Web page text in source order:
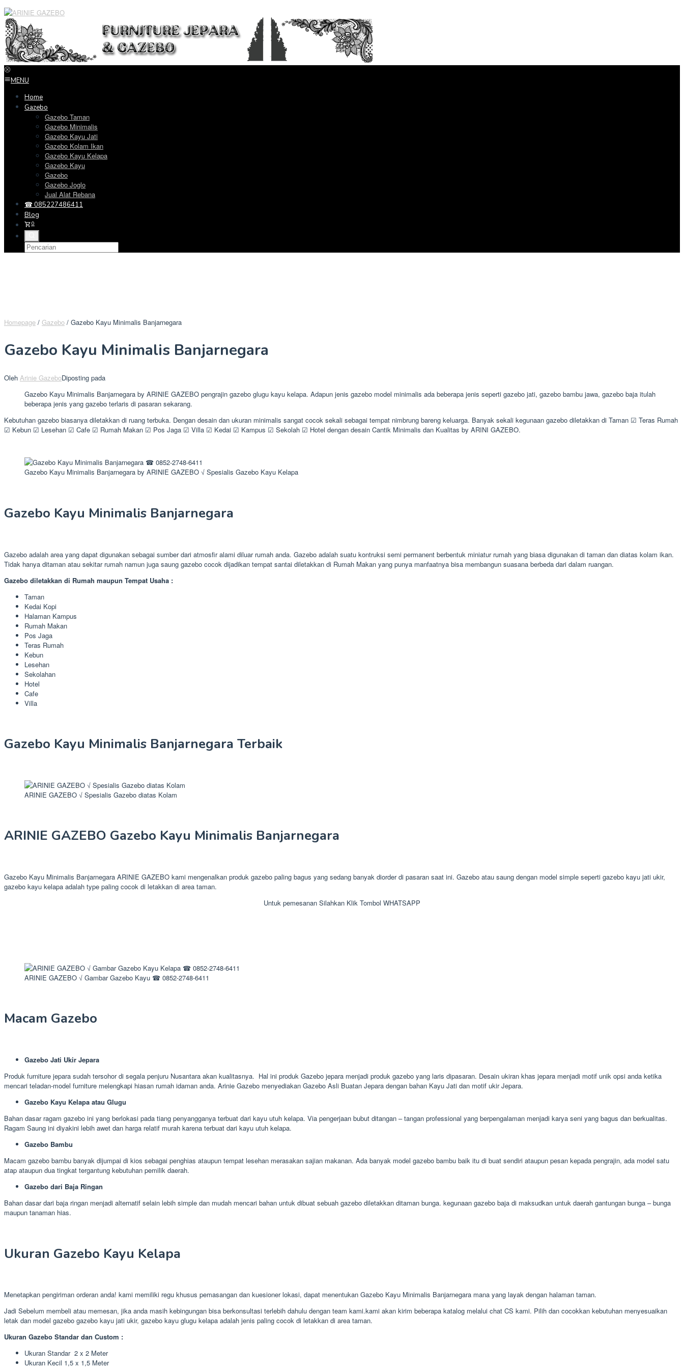
Loncat
ke
konten
MENU
Home
Gazebo
Gazebo Taman
Gazebo Minimalis
Gazebo Kayu Jati
Gazebo Kolam Ikan
Gazebo Kayu Kelapa
Gazebo Kayu
Gazebo
Gazebo Joglo
Jual Alat Rebana
☎ 085227486411
Blog
0
Homepage / Gazebo / Gazebo Kayu Minimalis Banjarnegara
Gazebo Kayu Minimalis Banjarnegara
Oleh Arinie GazeboDiposting pada
Gazebo Kayu Minimalis Banjarnegara by ARINIE GAZEBO pengrajin gazebo glugu kayu kelapa. Adapun jenis gazebo model minimalis ada beberapa jenis seperti gazebo jati, gazebo bambu jawa, gazebo baja itulah
beberapa jenis yang gazebo terlaris di pasaran sekarang.
Kebutuhan gazebo biasanya diletakkan di ruang terbuka. Dengan desain dan ukuran minimalis sangat cocok sekali sebagai tempat nimbrung bareng keluarga. Banyak sekali kegunaan gazebo diletakkan di Taman ☑ Teras Rumah
☑ Kebun ☑ Lesehan ☑ Cafe ☑ Rumah Makan ☑ Pos Jaga ☑ Villa ☑ Kedai ☑ Kampus ☑ Sekolah ☑ Hotel dengan desain Cantik Minimalis dan Kualitas by ARINI GAZEBO.
Gazebo Kayu Minimalis Banjarnegara by ARINIE GAZEBO √ Spesialis Gazebo Kayu Kelapa
Gazebo Kayu Minimalis Banjarnegara
Gazebo adalah area yang dapat digunakan sebagai sumber dari atmosfir alami diluar rumah anda. Gazebo adalah suatu kontruksi semi permanent berbentuk miniatur rumah yang biasa digunakan di taman dan diatas kolam ikan.
Tidak hanya ditaman atau sekitar rumah namun juga saung gazebo cocok dijadikan tempat santai diletakkan di Rumah Makan yang punya manfaatnya bisa membangun suasana berbeda dari dalam ruangan.
Gazebo diletakkan di Rumah maupun Tempat Usaha :
Taman
Kedai Kopi
Halaman Kampus
Rumah Makan
Pos Jaga
Teras Rumah
Kebun
Lesehan
Sekolahan
Hotel
Cafe
Villa
Gazebo Kayu Minimalis Banjarnegara Terbaik
ARINIE GAZEBO √ Spesialis Gazebo diatas Kolam
ARINIE GAZEBO Gazebo Kayu Minimalis Banjarnegara
Gazebo Kayu Minimalis Banjarnegara ARINIE GAZEBO kami mengenalkan produk gazebo paling bagus yang sedang banyak diorder di pasaran saat ini. Gazebo atau saung dengan model simple seperti gazebo kayu jati ukir,
gazebo kayu kelapa adalah type paling cocok di letakkan di area taman.
Untuk pemesanan Silahkan Klik Tombol WHATSAPP
ARINIE GAZEBO √ Gambar Gazebo Kayu ☎ 0852-2748-6411
Macam Gazebo
Gazebo Jati Ukir Jepara
Produk furniture jepara sudah tersohor di segala penjuru Nusantara akan kualitasnya. Hal ini produk Gazebo jepara menjadi produk gazebo yang laris dipasaran. Desain ukiran khas jepara menjadi motif unik opsi anda ketika
mencari teladan-model furniture melengkapi hiasan rumah idaman anda. Arinie Gazebo menyediakan Gazebo Asli Buatan Jepara dengan bahan Kayu Jati dan motif ukir Jepara.
Gazebo Kayu Kelapa atau Glugu
Bahan dasar ragam gazebo ini yang berlokasi pada tiang penyangganya terbuat dari kayu utuh kelapa. Via pengerjaan bubut ditangan – tangan professional yang berpengalaman menjadi karya seni yang bagus dan berkualitas.
Ragam Saung ini diyakini lebih awet dan harga relatif murah karena terbuat dari kayu utuh kelapa.
Gazebo Bambu
Macam gazebo bambu banyak dijumpai di kios sebagai penghias ataupun tempat lesehan merasakan sajian makanan. Ada banyak model gazebo bambu baik itu di buat sendiri ataupun pesan kepada pengrajin, ada model satu
atap ataupun dua tingkat tergantung kebutuhan pemilik daerah.
Gazebo dari Baja Ringan
Bahan dasar dari baja ringan menjadi alternatif selain lebih simple dan mudah mencari bahan untuk dibuat sebuah gazebo diletakkan ditaman bunga. kegunaan gazebo baja di maksudkan untuk daerah gantungan bunga – bunga
maupun tanaman hias.
Ukuran Gazebo Kayu Kelapa
Menetapkan pengiriman orderan anda! kami memiliki regu khusus pemasangan dan kuesioner lokasi, dapat menentukan Gazebo Kayu Minimalis Banjarnegara mana yang layak dengan halaman taman.
Jadi Sebelum membeli atau memesan, jika anda masih kebingungan bisa berkonsultasi terlebih dahulu dengan team kami.kami akan kirim beberapa katalog melalui chat CS kami. Pilih dan cocokkan kebutuhan menyesuaikan
letak dan model gazebo gazebo kayu jati ukir, gazebo kayu glugu kelapa adalah jenis paling cocok di letakkan di area taman.
Ukuran Gazebo Standar dan Custom :
Ukuran Standar 2 x 2 Meter
Ukuran Kecil 1,5 x 1,5 Meter